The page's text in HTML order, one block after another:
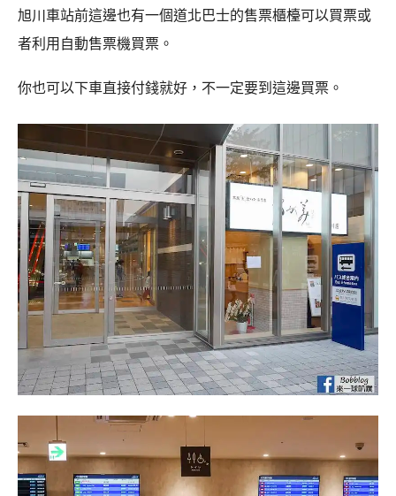
旭川車站前這邊也有一個道北巴士的售票櫃檯可以買票或
者利用自動售票機買票。
你也可以下車直接付錢就好，不一定要到這邊買票。